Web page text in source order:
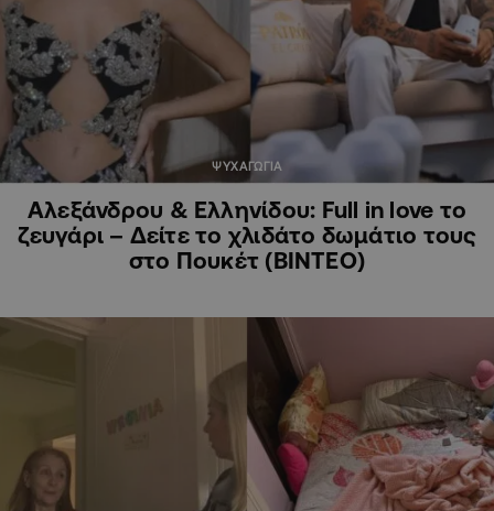
ΨΥΧΑΓΩΓΙΑ
Αλεξάνδρου & Ελληνίδου: Full in love το
ζευγάρι – Δείτε το χλιδάτο δωμάτιο τους
στο Πουκέτ (ΒΙΝΤΕΟ)